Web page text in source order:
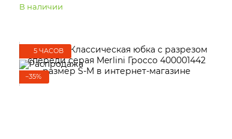
В наличии
5 ЧАСОВ
−35%